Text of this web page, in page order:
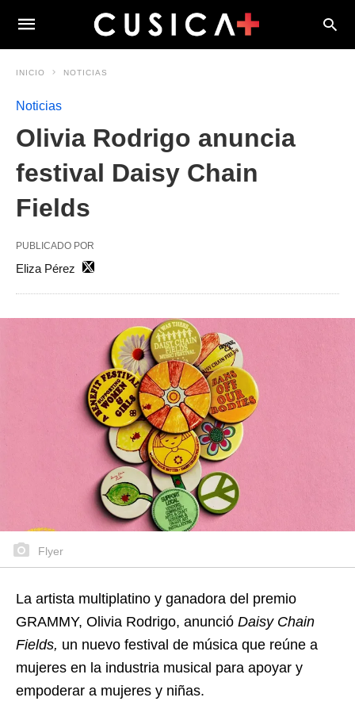
INICIO NOTICIAS
Noticias
Olivia Rodrigo anuncia
festival Daisy Chain
Fields
PUBLICADO POR
Eliza Pérez
Flyer
La artista multiplatino y ganadora del premio
GRAMMY, Olivia Rodrigo, anunció Daisy Chain
Fields, un nuevo festival de música que reúne a
mujeres en la industria musical para apoyar y
empoderar a mujeres y niñas.